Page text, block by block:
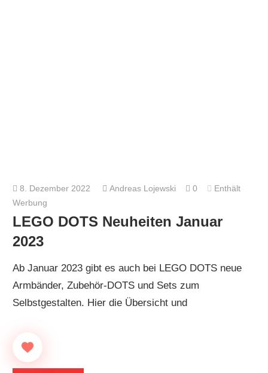
8. Dezember 2022 Andreas Lojewski 0
Enthält
Werbung
LEGO DOTS Neuheiten Januar
2023
Ab Januar 2023 gibt es auch bei LEGO DOTS neue
Armbänder, Zubehör-DOTS und Sets zum
Selbstgestalten. Hier die Übersicht und